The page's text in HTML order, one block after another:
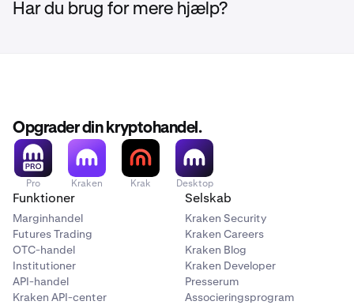
Har du brug for mere hjælp?
Opgrader din kryptohandel.
Pro Kraken Krak Desktop
Funktioner
Marginhandel
Futures Trading
OTC-handel
Institutioner
API-handel
Kraken API-center
Selskab
Kraken Security
Kraken Careers
Kraken Blog
Kraken Developer
Presserum
Associeringsprogram